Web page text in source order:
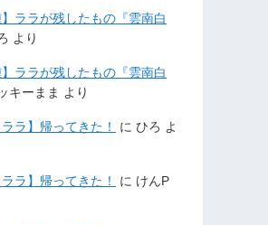
】ララが残したもの『雲南白
より
】ララが残したもの『雲南白
キーまま より
ララ】帰ってきた！ に ひろ よ
ララ】帰ってきた！ に けんP